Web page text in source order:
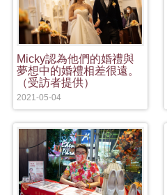
Micky認為他們的婚禮與
夢想中的婚禮相差很遠。
（受訪者提供）
2021-05-04